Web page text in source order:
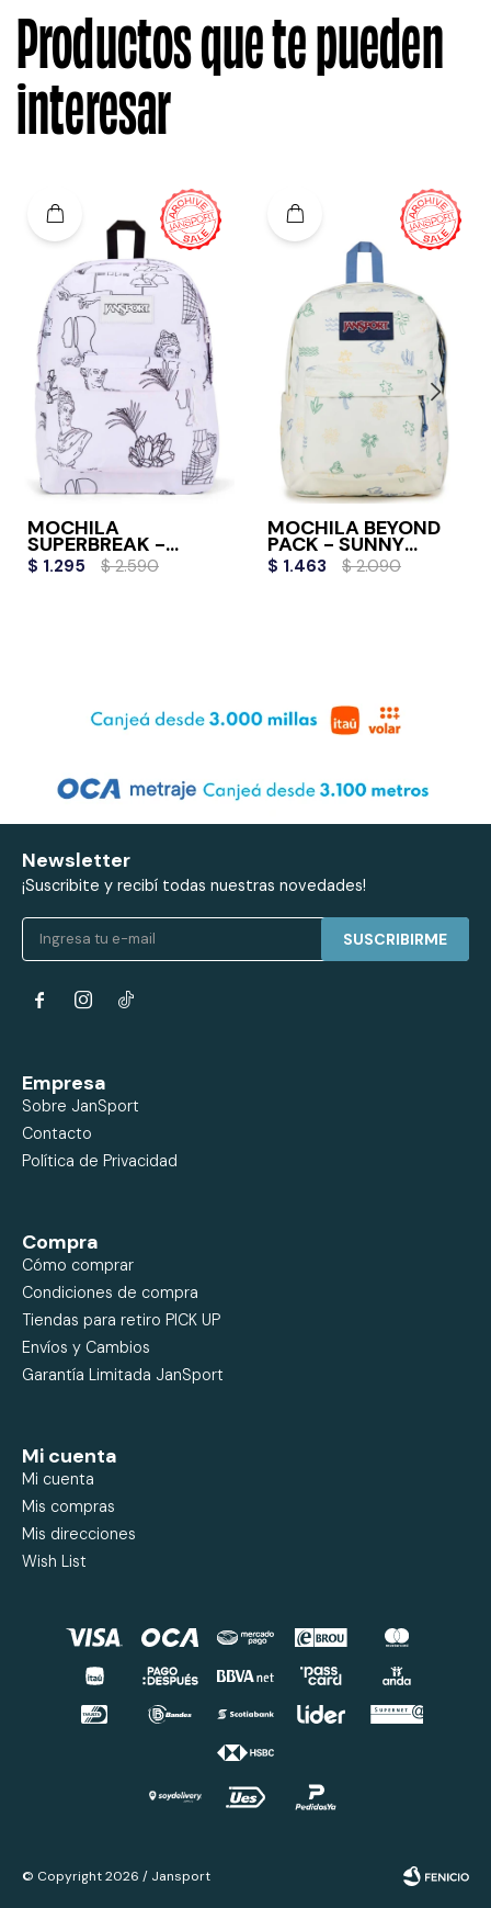
Productos que te pueden
interesar
MOCHILA
SUPERBREAK -
COLOR ME
$ 1.295 $ 2.590
MOCHILA BEYOND
PACK - SUNNY
SKETCHES
$ 1.463 $ 2.090
Newsletter
¡Suscribite y recibí todas nuestras novedades!
SUSCRIBIRME
 
Empresa
Sobre JanSport
Contacto
Política de Privacidad
Compra
Cómo comprar
Condiciones de compra
Tiendas para retiro PICK UP
Envíos y Cambios
Garantía Limitada JanSport
Mi cuenta
Mi cuenta
Mis compras
Mis direcciones
Wish List
© Copyright 2026 / Jansport